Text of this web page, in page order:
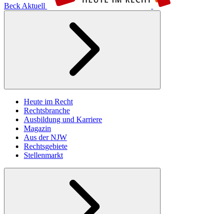
Beck Aktuell
Heute im Recht
Rechtsbranche
Ausbildung und Karriere
Magazin
Aus der NJW
Rechtsgebiete
Stellenmarkt